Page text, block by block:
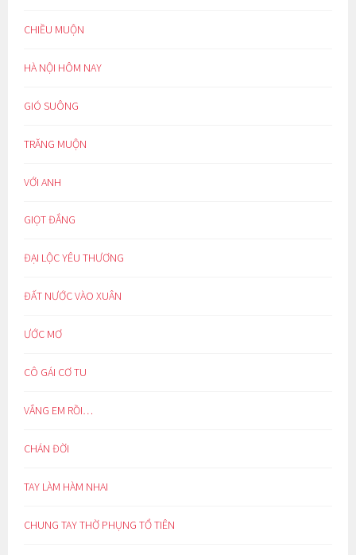
CHIỀU MUỘN
HÀ NỘI HÔM NAY
GIÓ SUÔNG
TRĂNG MUỘN
VỚI ANH
GIỌT ĐẮNG
ĐẠI LỘC YÊU THƯƠNG
ĐẤT NƯỚC VÀO XUÂN
ƯỚC MƠ
CÔ GÁI CƠ TU
VẮNG EM RỒI…
CHÁN ĐỜI
TAY LÀM HÀM NHAI
CHUNG TAY THỜ PHỤNG TỔ TIÊN